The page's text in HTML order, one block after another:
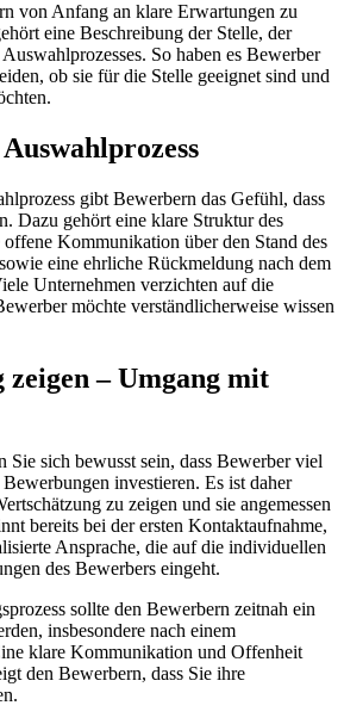
von Anfang an klare Erwartungen zu
eine Beschreibung der Stelle, der
So haben es Bewerber
ob sie für die Stelle geeignet sind und
gibt Bewerbern das Gefühl, dass
Dazu gehört eine klare Struktur des
offene Kommunikation über den Stand des
eine ehrliche Rückmeldung nach dem
Unternehmen verzichten auf die
möchte verständlicherweise wissen
zeigen – Umgang mit
Sie sich bewusst sein, dass Bewerber viel
investieren. Es ist daher
zu zeigen und sie angemessen
bereits bei der ersten Kontaktaufnahme,
Ansprache, die auf die individuellen
des Bewerbers eingeht.
sollte den Bewerbern zeitnah ein
insbesondere nach einem
klare Kommunikation und Offenheit
den Bewerbern, dass Sie ihre